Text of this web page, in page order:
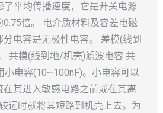
了平均传播速度，它是开关电源
倍。 电介质材料及容差电磁
电容是无极性电容。 差模(线到
共模(线到地/机壳)滤波电容 共
小电容(10~100nF)。小电容可以
其进入敏感电路之前或在其离
远时就将其短路到机壳上去。为